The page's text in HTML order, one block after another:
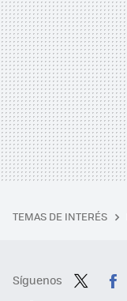
TEMAS DE INTERÉS
Síguenos